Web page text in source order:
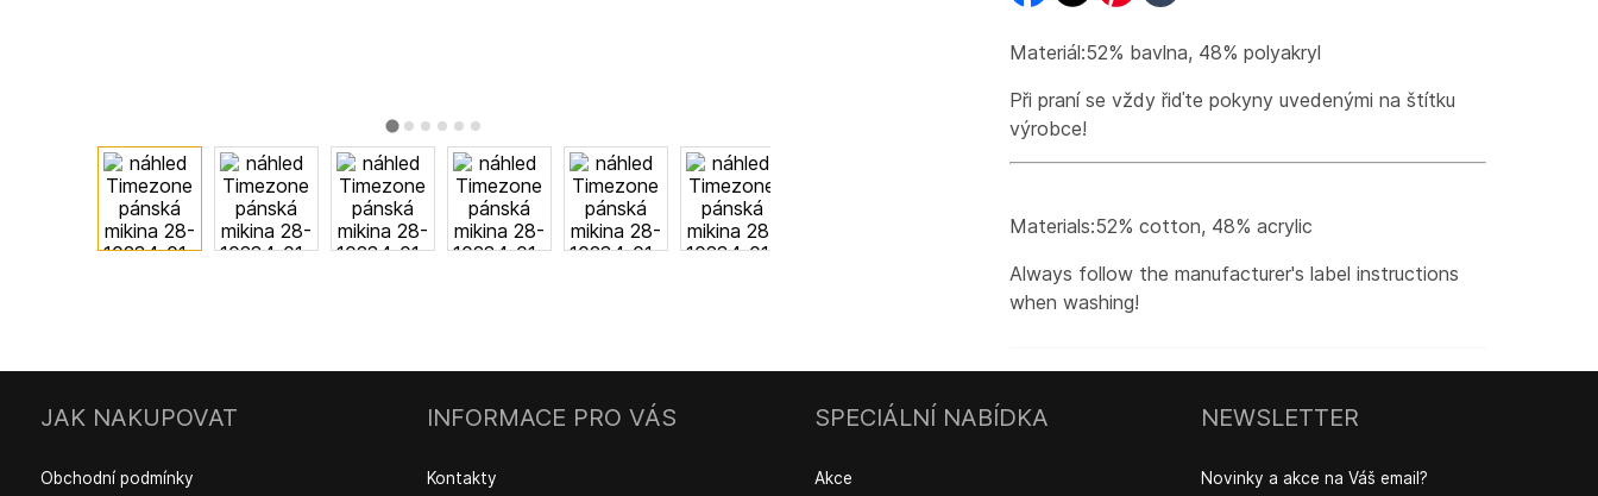
Materiál:52% bavlna, 48% polyakryl
Při praní se vždy řiďte pokyny uvedenými na štítku
výrobce!
Materials:52% cotton, 48% acrylic
Always follow the manufacturer's label instructions
when washing!
JAK NAKUPOVAT
Obchodní podmínky
INFORMACE PRO VÁS
Kontakty
SPECIÁLNÍ NABÍDKA
Akce
NEWSLETTER
Novinky a akce na Váš email?